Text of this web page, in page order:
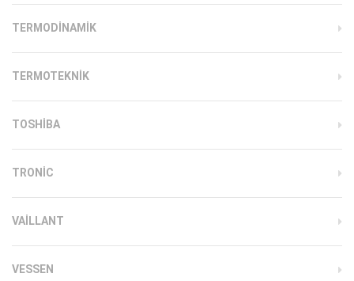
TERMODINAMIK
TERMOTEKNIK
TOSHIBA
TRONIC
VAILLANT
VESSEN